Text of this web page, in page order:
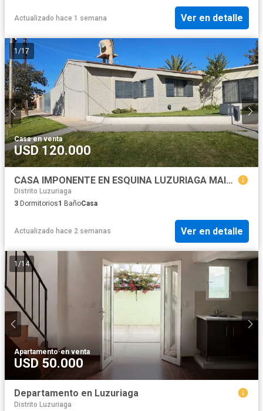
Actualizado hace 1 semana Ver en detalle
1 /17
Casa·en venta
USD 120.000
CASA IMPONENTE EN ESQUINA LUZURIAGA MAIPU
Distrito Luzuriaga
3 Dormitorios1 BañoCasa
Actualizado hace 2 semanas Ver en detalle
1 /14
Apartamento·en venta
USD 50.000
Departamento en Luzuriaga
Distrito Luzuriaga